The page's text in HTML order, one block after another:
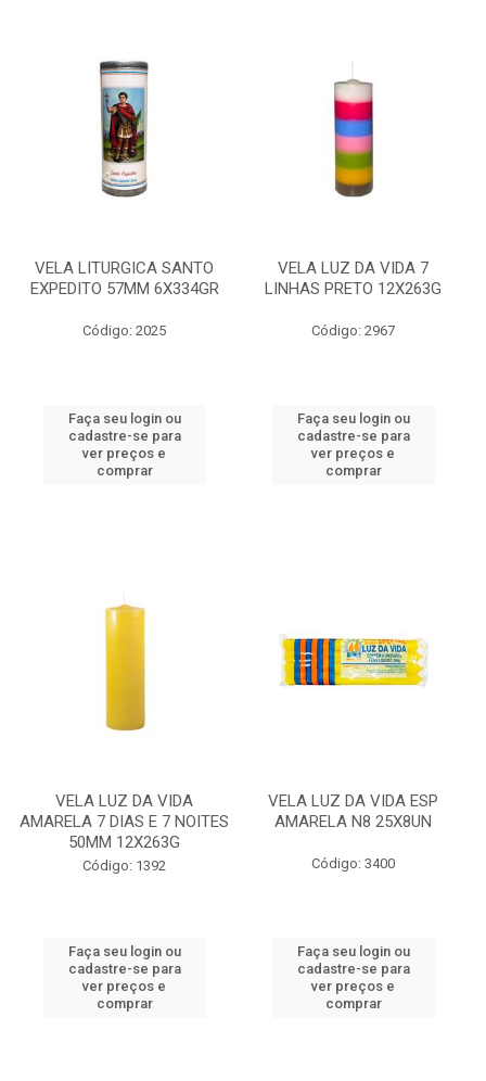
VELA LITURGICA SANTO
EXPEDITO 57MM 6X334GR
Código: 2025
Faça seu login ou
cadastre-se para
ver preços e
comprar
VELA LUZ DA VIDA 7
LINHAS PRETO 12X263G
Código: 2967
Faça seu login ou
cadastre-se para
ver preços e
comprar
VELA LUZ DA VIDA
AMARELA 7 DIAS E 7 NOITES
50MM 12X263G
Código: 1392
Faça seu login ou
cadastre-se para
ver preços e
comprar
VELA LUZ DA VIDA ESP
AMARELA N8 25X8UN
Código: 3400
Faça seu login ou
cadastre-se para
ver preços e
comprar